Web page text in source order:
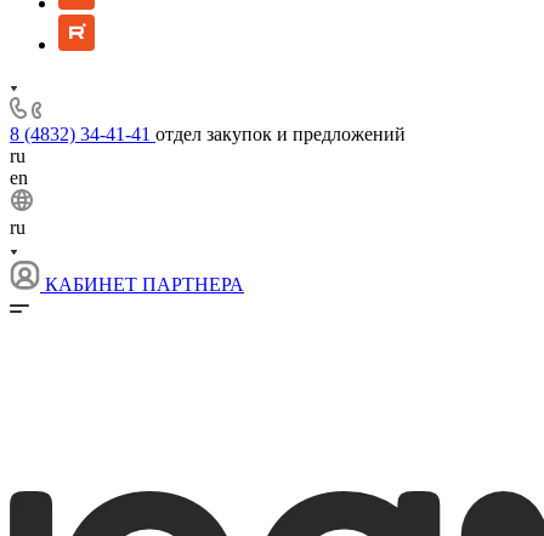
8 (4832) 34-41-41 отдел закупок и предложений
ru
en
ru
КАБИНЕТ ПАРТНЕРА